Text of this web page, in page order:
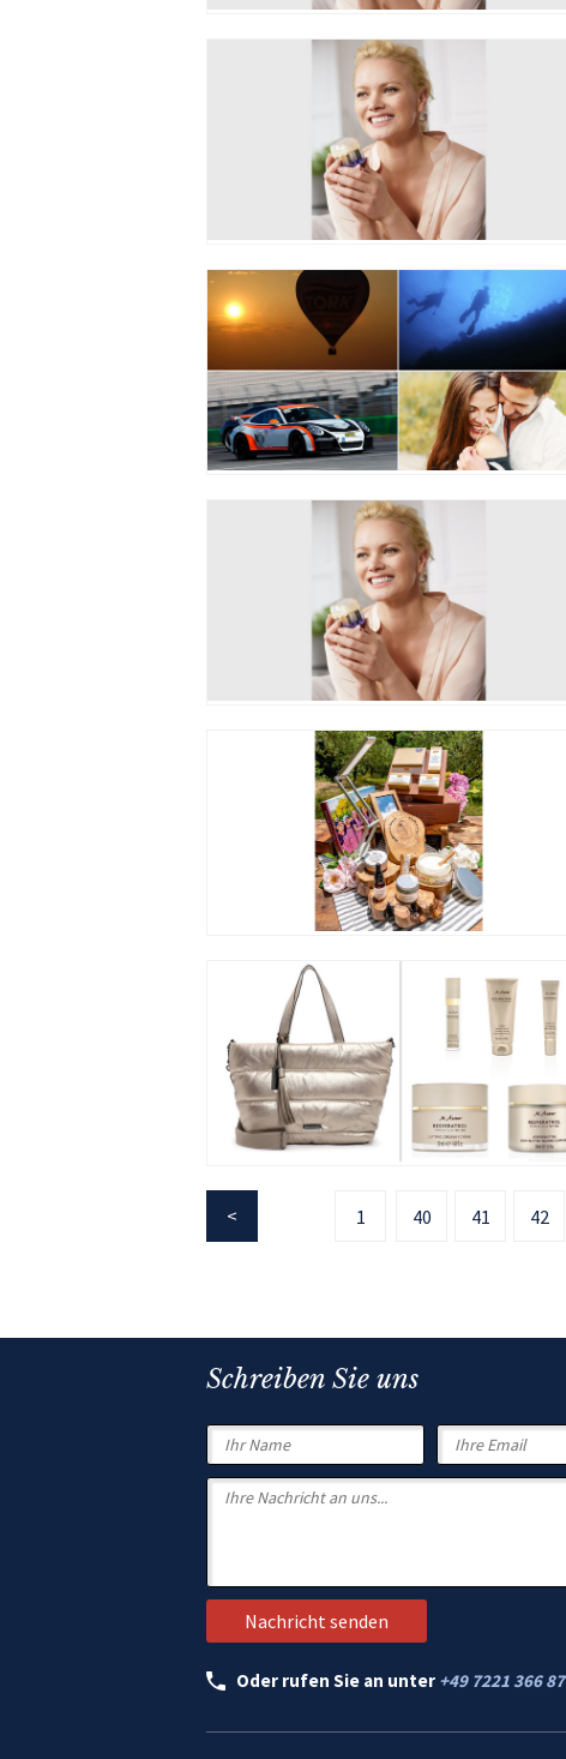
1 40 41 42
Schreiben Sie uns
Oder rufen Sie an unter +49 7221 366